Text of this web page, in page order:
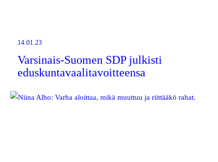
14.01.23
Varsinais-Suomen SDP julkisti
eduskuntavaalitavoitteensa